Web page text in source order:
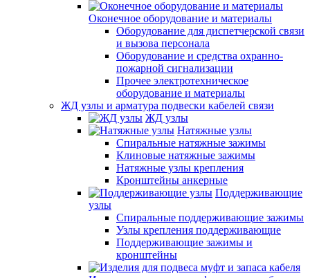
Оконечное оборудование и материалы
Оборудование для диспетчерской связи
и вызова персонала
Оборудование и средства охранно-
пожарной сигнализации
Прочее электротехническое
оборудование и материалы
ЖД узлы и арматура подвески кабелей связи
ЖД узлы
Натяжные узлы
Спиральные натяжные зажимы
Клиновые натяжные зажимы
Натяжные узлы крепления
Кронштейны анкерные
Поддерживающие
узлы
Спиральные поддерживающие зажимы
Узлы крепления поддерживающие
Поддерживающие зажимы и
кронштейны